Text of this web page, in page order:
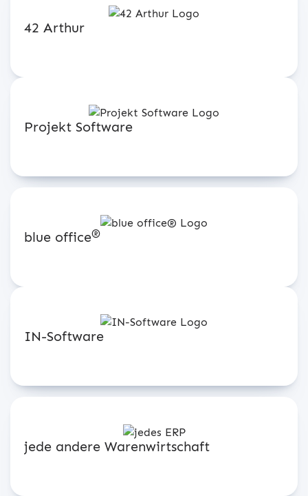
42 Arthur
Projekt Software
blue office®
IN-Software
jede andere Warenwirtschaft